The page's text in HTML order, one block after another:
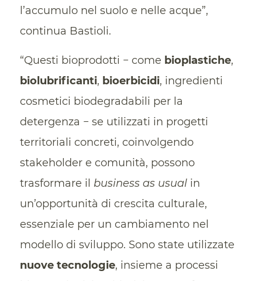
l’accumulo nel suolo e nelle acque”,
continua Bastioli.
“Questi bioprodotti − come bioplastiche,
biolubrificanti, bioerbicidi, ingredienti
cosmetici biodegradabili per la
detergenza − se utilizzati in progetti
territoriali concreti, coinvolgendo
stakeholder e comunità, possono
trasformare il business as usualin
un’opportunità di crescita culturale,
essenziale per un cambiamento nel
modello di sviluppo. Sono state utilizzate
nuove tecnologie, insieme a processi